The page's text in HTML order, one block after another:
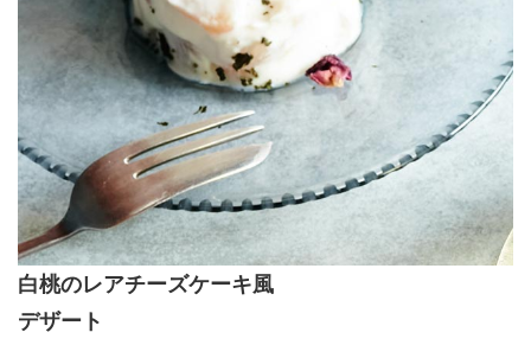
白桃のレアチーズケーキ風
デザート